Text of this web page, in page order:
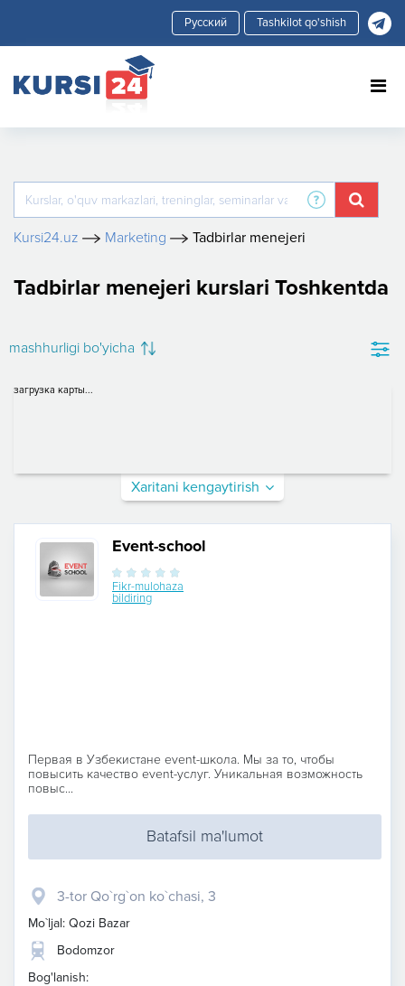
Tashkilot qo'shish
Kursi24.uz Marketing Tadbirlar menejeri
Tadbirlar menejeri kurslari Toshkentda
mashhurligi bo'yicha
загрузка карты...
Xaritani kengaytirish
Event-school
Fikr-mulohaza
bildiring
Первая в Узбекистане event-школа. Мы за то, чтобы
повысить качество event-услуг. Уникальная возможность
повыс...
Batafsil ma'lumot
3-tor Qo`rg`on ko`chasi, 3
Mo`ljal: Qozi Bazar
Bodomzor
Bog'lanish: